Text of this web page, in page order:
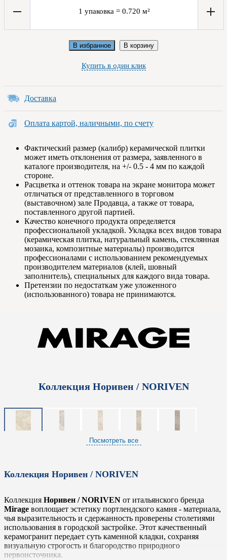
1 упаковка = 0.720 м²
В избранное В корзину
Купить в один клик
Доставка
Оплата картой, наличными, по счету
Фактический размер (калибр) керамической плитки
может иметь отклонения от размера, заявленного в
каталоге производителя, на +/- 0.5 - 4 мм по каждой
стороне.
Расцветка и оттенок товара на экране монитора может
отличаться от представленного в торговом
(выставочном) зале Продавца, а также от товара,
поставленного другой партией.
Качество конечного продукта определяется
профессиональной укладкой. Укладка всех видов товара
(керамическая плитка, натуральный камень, стеклянная
мозаика, композитные материалы) производится
профессионалами с использованием рекомендуемых
производителем материалов (клей, шовный
заполнитель), специальных для каждого вида товара.
Претензии по недостаткам уже уложенного
(использованного) товара не принимаются.
Коллекция Норивен / NORIVEN
Посмотреть все
Коллекция Норивен / NORIVEN
Коллекция Норивен / NORIVEN от итальянского бренда
Mirage воплощает эстетику портлендского камня - материала,
чья выразительность и сдержанность проверены столетиями
использования в городской застройке. Этот качественный
керамогранит передает суть каменной кладки, сохраняя
визуальную строгость и благородство природного
первоисточника.